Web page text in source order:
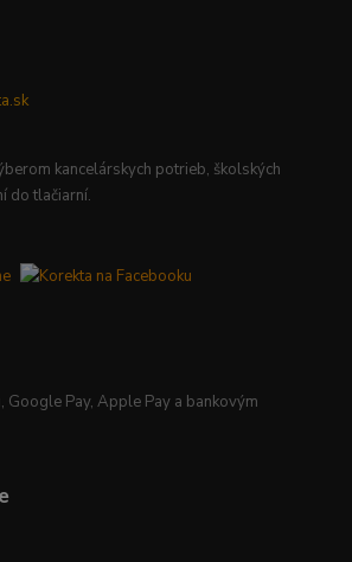
kancelárskych potrieb, školských
do tlačiarní.
Google Pay, Apple Pay a bankovým